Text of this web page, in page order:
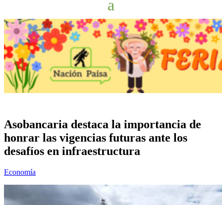
Asobancaria destaca la importancia de
honrar las vigencias futuras ante los
desafíos en infraestructura
Economía